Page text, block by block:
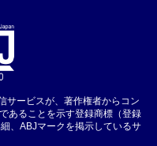
サービスが、著作権者からコン
あることを示す登録商標（登録
、ABJマークを掲示しているサ